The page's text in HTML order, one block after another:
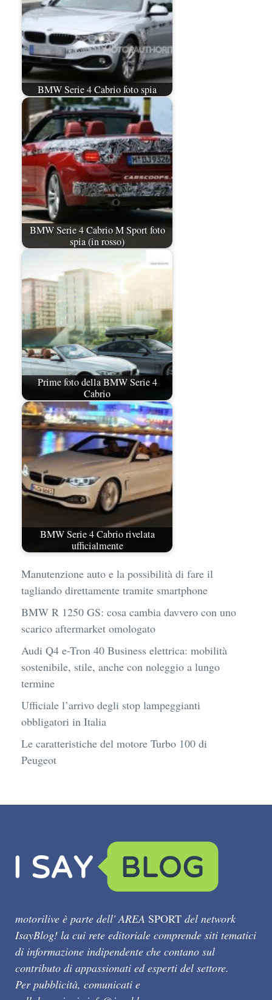
BMW Serie 4 Cabrio foto spia
BMW Serie 4 Cabrio M Sport foto
spia (in rosso)
Prime foto della BMW Serie 4
Cabrio
BMW Serie 4 Cabrio rivelata
ufficialmente
Manutenzione auto e la possibilità di fare il
tagliando direttamente tramite smartphone
BMW R 1250 GS: cosa cambia davvero con uno
scarico aftermarket omologato
Audi Q4 e-Tron 40 Business elettrica: mobilità
sostenibile, stile, anche con noleggio a lungo
termine
Ufficiale l’arrivo degli stop lampeggianti
obbligatori in Italia
Le caratteristiche del motore Turbo 100 di
Peugeot
motorilive è parte dell' AREA SPORT del network
IsayBlog! la cui rete editoriale comprende siti tematici
di informazione indipendente che contano sul
contributo di appassionati ed esperti del settore.
Per pubblicità, comunicati e